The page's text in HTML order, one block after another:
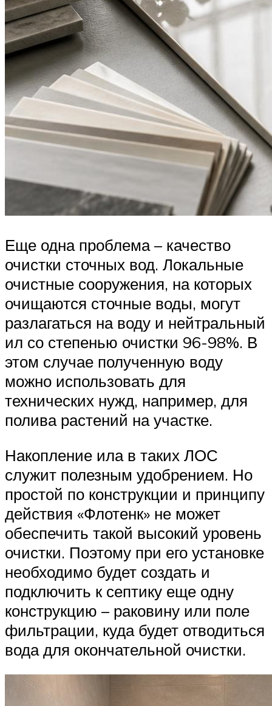
Еще одна проблема – качество
очистки сточных вод. Локальные
очистные сооружения, на которых
очищаются сточные воды, могут
разлагаться на воду и нейтральный
ил со степенью очистки 96-98%. В
этом случае полученную воду
можно использовать для
технических нужд, например, для
полива растений на участке.
Накопление ила в таких ЛОС
служит полезным удобрением. Но
простой по конструкции и принципу
действия «Флотенк» не может
обеспечить такой высокий уровень
очистки. Поэтому при его установке
необходимо будет создать и
подключить к септику еще одну
конструкцию – раковину или поле
фильтрации, куда будет отводиться
вода для окончательной очистки.